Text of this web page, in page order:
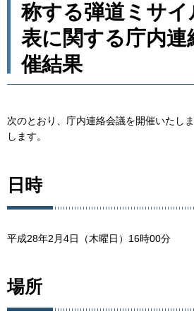
称する弾道ミサ
表に関する庁内連
催結果
次のとおり、庁内連絡会議を開催いたし
します。
日時
平成28年2月4日（木曜日）16時00分
場所